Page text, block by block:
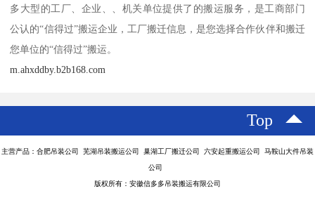
多大型的工厂、企业、、机关单位提供了的搬运服务，是工商部门
公认的“信得过”搬运企业，工厂搬迁信息，是您选择合作伙伴和搬迁
您单位的“信得过”搬运。
m.ahxddby.b2b168.com
Top
主营产品：合肥吊装公司 芜湖吊装搬运公司 巢湖工厂搬迁公司 六安起重搬运公司 马鞍山大件吊装
公司
版权所有：安徽信多多吊装搬运有限公司